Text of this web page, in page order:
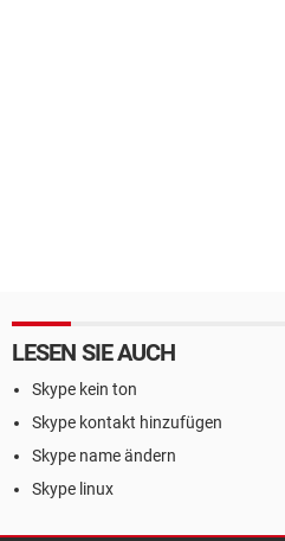
LESEN SIE AUCH
Skype kein ton
Skype kontakt hinzufügen
Skype name ändern
Skype linux